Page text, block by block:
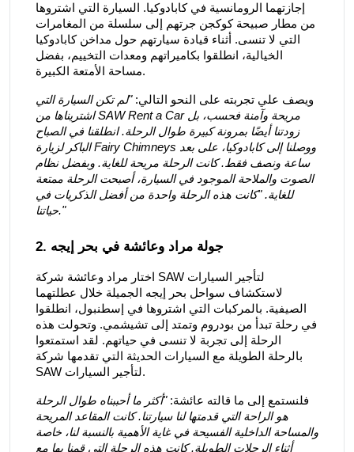
إجازتهما الرومانسية في كابادوكيا. السيارة التي اشتروها
من مطار صبيحة كوكجن جرتهم إلى سلسلة من المغامرات
التي لا تنسى. أثناء قيادة سيارتهم حول مداخن كابادوكيا
الخيالية، انطلقوا بكاميراتهم ومعدات التخييم، بفضل
مساحة الأمتعة الكبيرة.
ويصف علي تجربته على النحو التالي:"لم تكن السيارة التي
اشتريناها من SAW Rent a Car مريحة وآمنة فحسب، بل
زودتنا أيضًا بمرونة كبيرة طوال الرحلة. انطلقنا في الصباح
الباكر لزيارة Fairy Chimneys ووصلنا إلى كابادوكيا، على بعد
ساعة ونصف فقط. كانت الرحلة مريحة للغاية. وبفضل نظام
الصوت والملاحة الموجود في السيارة، أصبحت الرحلة ممتعة
للغاية. "كانت هذه الرحلة واحدة من أفضل الذكريات في
حياتنا."
2. جولة مراد وعائشة في بحر إيجه
اختار مراد وعائشة شركة SAW لتأجير السيارات
لاستكشاف سواحل بحر إيجه الجميلة خلال عطلتهما
الصيفية. بالمركبات التي اشتروها في إسطنبول، انطلقوا
في رحلة تبدأ من بودروم وتمتد إلى تشيشمي. وتحولت هذه
الرحلة إلى تجربة لا تنسى في حياتهم. لقد استمتعوا
بالرحلة الطويلة مع السيارات الحديثة التي تقدمها شركة
SAW لتأجير السيارات.
فلنستمع إلى ما قالته عائشة:"أكثر ما أحببناه طوال الرحلة
هو الراحة التي قدمتها لنا سيارتنا. كانت المقاعد المريحة
والمساحة الداخلية الفسيحة في غاية الأهمية بالنسبة لنا، خاصة
أثناء الرحلات الطويلة. كانت هذه الرحلة التي قمنا بها مع